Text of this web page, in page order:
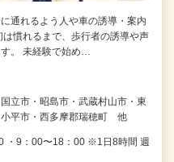
通れるよう人や車の誘導・案内
慣れるまで、歩行者の誘導や声
。 未経験で始め…
立市・昭島市・武蔵村山市・東
小平市・西多摩郡瑞穂町 他
・9：00〜18：00 ※1日8時間 週